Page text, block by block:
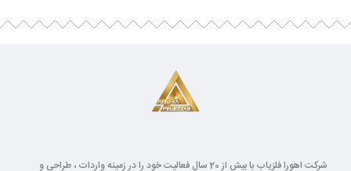
شرکت اهورا فلزیاب با بیش از 20 سال فعالیت خود را در زمینه واردات ، طراحی و